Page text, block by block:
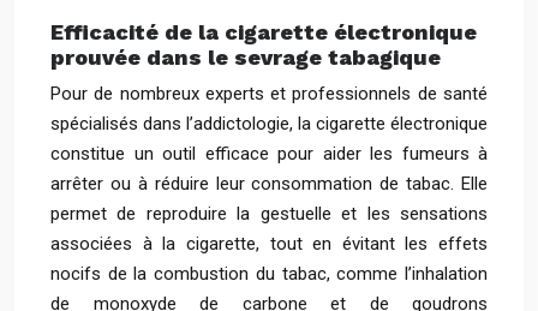
Efficacité de la cigarette électronique
prouvée dans le sevrage tabagique
Pour de nombreux experts et professionnels de santé
spécialisés dans l’addictologie, la cigarette électronique
constitue un outil efficace pour aider les fumeurs à
arrêter ou à réduire leur consommation de tabac. Elle
permet de reproduire la gestuelle et les sensations
associées à la cigarette, tout en évitant les effets
nocifs de la combustion du tabac, comme l’inhalation
de monoxyde de carbone et de goudrons